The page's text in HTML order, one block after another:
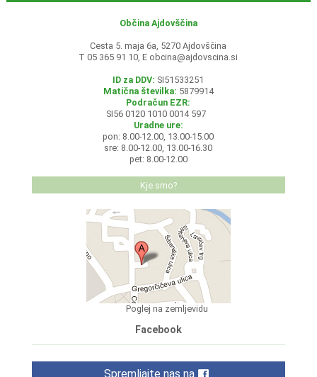
Občina Ajdovščina
Cesta 5. maja 6a, 5270 Ajdovščina
T 05 365 91 10, E obcina@ajdovscina.si
ID za DDV: SI51533251
Matična številka: 5879914
Podračun EZR:
SI56 0120 1010 0014 597
Uradne ure:
pon: 8.00-12.00, 13.00-15.00
sre: 8.00-12.00, 13.00-16.30
pet: 8.00-12.00
Kje smo?
Poglej na zemljevidu
Facebook
Spremljajte nas na